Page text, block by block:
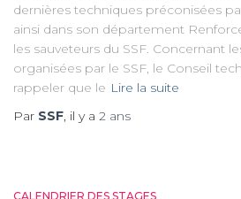
dernières techniques préconisées
ainsi dans son département
les sauveteurs du SSF. Concernant
organisées par le SSF, le Conseil
rappeler que le Lire la suite
Par SSF, il y a 2 ans
CALENDRIER DES STAGES